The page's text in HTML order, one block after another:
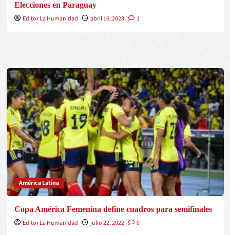
Elecciones en Paraguay
Editor La Humanidad
abril 16, 2023 1
América Latina
Copa América Femenina define cuadros para semifinales
Editor La Humanidad
julio 22, 2022 0